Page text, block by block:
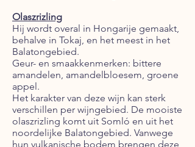
Olaszrizling
Hij wordt overal in Hongarije gemaakt,
behalve in Tokaj, en het meest in het
Balatongebied.
Geur- en smaakkenmerken: bittere
amandelen, amandelbloesem, groene
appel.
Het karakter van deze wijn kan sterk
verschillen per wijngebied. De mooiste
olaszrizling komt uit Somló en uit het
noordelijke Balatongebied. Vanwege
hun vulkanische bodem brengen deze